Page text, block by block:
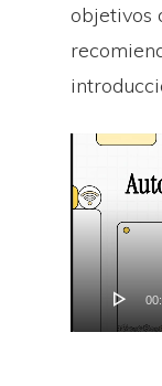
objetivos
de
vídeo